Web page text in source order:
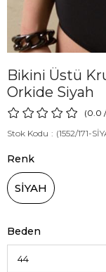
Bikini Üstü
Orkide Siyah
0.0
Stok Kodu
(1552/171-
Renk
SİYAH
Beden